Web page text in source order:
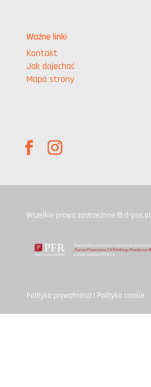
Ważne linki
Kontakt
Jak dojechać
Mapa strony
Wszelkie prawa zastrzeżone © d-pos.pl
Polityka prywatności | Polityka cookie